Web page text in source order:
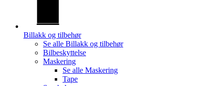
Billakk og tilbehør
Se alle Billakk og tilbehør
Bilbeskyttelse
Maskering
Se alle Maskering
Tape